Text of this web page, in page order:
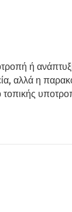
ή
αλλά η
τοπικής